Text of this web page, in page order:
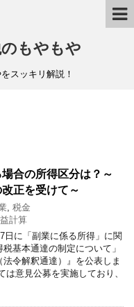
もやもや
スッキリ解説！
合の所得区分は？～
正を受けて～
税金
計算
日に「副業に係る所得」に関
基本通達の制定について」
令解釈通達）』を公表しま
は意見公募を実施しており、